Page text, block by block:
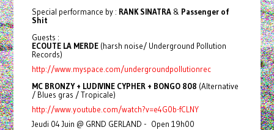
Special performance by : RANK SINATRA& Passenger of
Shit
Guests :
ECOUTE LA MERDE(harsh noise/ Underground Pollution
Records)
http://www.myspace.com/undergroundpollutionrec
MC BRONZY + LUDIVINE CYPHER + BONGO 808 (Alternative
/ Blues gras / Tropicale)
http://www.youtube.com/watch?v=e4G0b-fCLNY
Jeudi 04 Juin @ GRND GERLAND - Open 19h00